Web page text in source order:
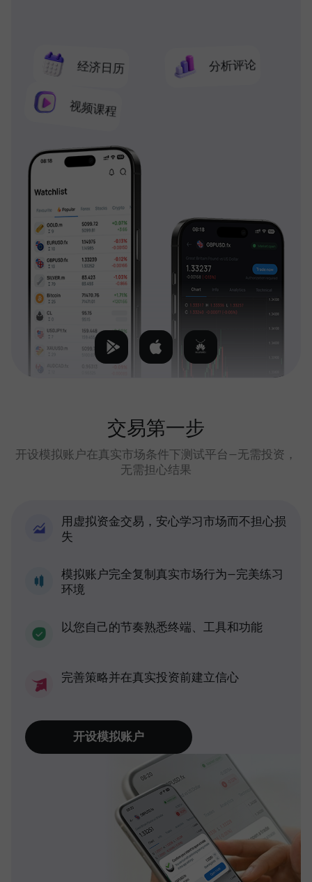
经济日历 分析评论
视频课程
交易第一步
开设模拟账户在真实市场条件下测试平台—无需投资，
无需担心结果
用虚拟资金交易，安心学习市场而不担心损
失
模拟账户完全复制真实市场行为—完美练习
环境
以您自己的节奏熟悉终端、工具和功能
完善策略并在真实投资前建立信心
开设模拟账户